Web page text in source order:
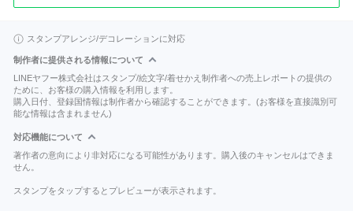
スタンプアレンジ/デコレーションに対応
制作者に提供される情報について
LINEヤフー株式会社はスタンプ/絵文字/着せかえ制作者への売上レポートの提供の
ために、お客様の購入情報を利用します。
購入日付、登録国情報は制作者から確認することができます。(お客様を直接識別可
能な情報は含まれません)
対応機能について
著作者の意向により非対応になる可能性があります。購入後のキャンセルはできま
せん。
スタンプをタップするとプレビューが表示されます。